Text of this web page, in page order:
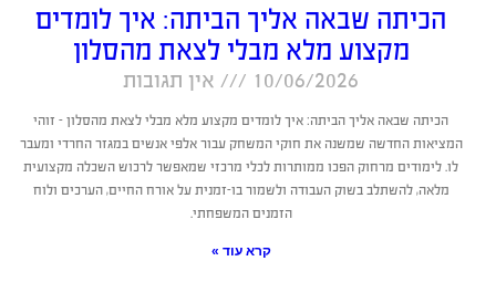
הכיתה שבאה אליך הביתה: איך לומדים
מקצוע מלא מבלי לצאת מהסלון
10/06/2026 אין תגובות
הכיתה שבאה אליך הביתה: איך לומדים מקצוע מלא מבלי לצאת מהסלון – זוהי
המציאות החדשה שמשנה את חוקי המשחק עבור אלפי אנשים במגזר החרדי ומעבר
לו. לימודים מרחוק הפכו ממותרות לכלי מרכזי שמאפשר לרכוש השכלה מקצועית
מלאה, להשתלב בשוק העבודה ולשמור בו-זמנית על אורח החיים, הערכים ולוח
הזמנים המשפחתי.
קרא עוד »